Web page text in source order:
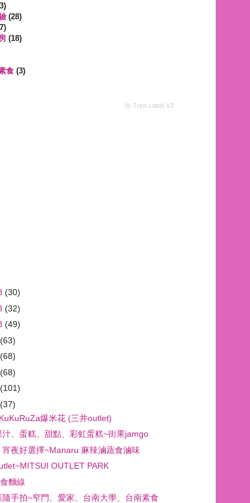
(28)
(18)
食 (3)
ⓦ Tree Label V2
(30)
(32)
(49)
(63)
(68)
(68)
(101)
(37)
爆米花 (三井outlet)
汁、蛋糕、甜點、彩虹蛋糕~街果jamgo
宵夜好選擇~Manaru 麻辣滷蔬食滷味
OUTLET PARK
麵線
隨手拍~窄門、愛家、台南大學、台南素食